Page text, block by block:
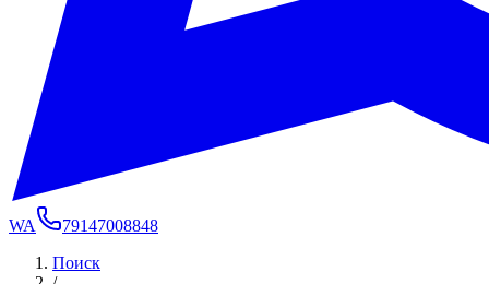
WA
79147008848
Поиск